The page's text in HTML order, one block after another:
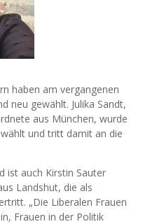
haben am vergangenen
neu gewählt. Julika Sandt,
aus München, wurde
und tritt damit an die
ist auch Kirstin Sauter
Landshut, die als
„Die Liberalen Frauen
Frauen in der Politik